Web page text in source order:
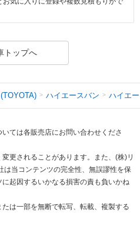
トップへ
(TOYOTA) ハイエースバン ハイエ
ては各販売店にお問い合わせくださ
更されることがあります。また、(株)リ
は当コンテンツの完全性、無誤謬性を保
起因するいかなる損害の責も負いかね
は一部を無断で転写、転載、複製する